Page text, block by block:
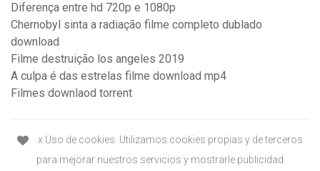
Diferença entre hd 720p e 1080p
Chernobyl sinta a radiação filme completo dublado
download
Filme destruição los angeles 2019
A culpa é das estrelas filme download mp4
Filmes downlaod torrent
x Uso de cookies. Utilizamos cookies propias y de terceros
para mejorar nuestros servicios y mostrarle publicidad